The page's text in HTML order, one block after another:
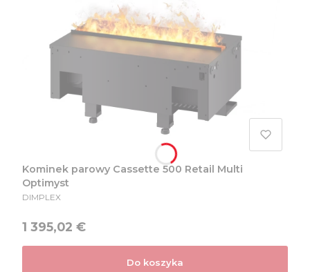
Kominek parowy Cassette 500 Retail Multi
Optimyst
PRODUCENT
DIMPLEX
Cena
1 395,02 €
Do koszyka